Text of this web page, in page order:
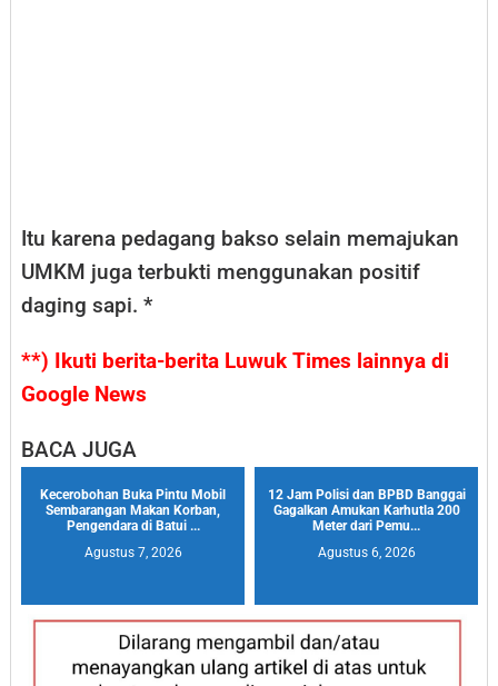
Itu karena pedagang bakso selain memajukan
UMKM juga terbukti menggunakan positif
daging sapi. *
**) Ikuti berita-berita Luwuk Times lainnya di
Google News
BACA JUGA
Kecerobohan Buka Pintu Mobil
Sembarangan Makan Korban,
Pengendara di Batui ...
Agustus 7, 2026
12 Jam Polisi dan BPBD Banggai
Gagalkan Amukan Karhutla 200
Meter dari Pemu...
Agustus 6, 2026